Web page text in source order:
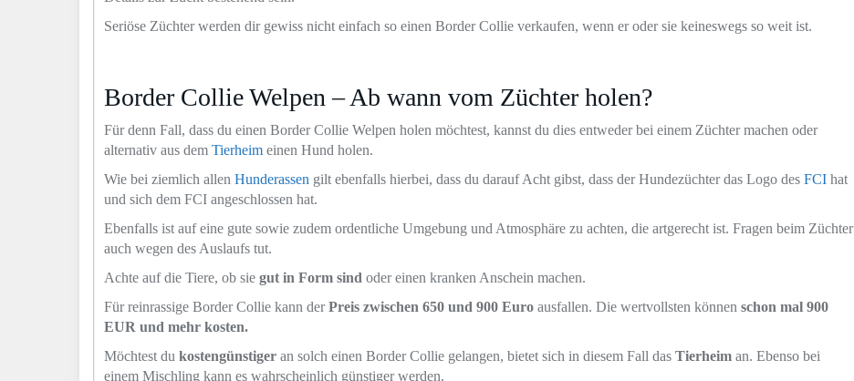
Seriöse Züchter werden dir gewiss nicht einfach so einen Border Collie verkaufen, wenn er oder sie keineswegs so weit ist.
Border Collie Welpen – Ab wann vom Züchter holen?
Für denn Fall, dass du einen Border Collie Welpen holen möchtest, kannst du dies entweder bei einem Züchter machen oder
alternativ aus dem Tierheim einen Hund holen.
Wie bei ziemlich allen Hunderassen gilt ebenfalls hierbei, dass du darauf Acht gibst, dass der Hundezüchter das Logo des FCI hat
und sich dem FCI angeschlossen hat.
Ebenfalls ist auf eine gute sowie zudem ordentliche Umgebung und Atmosphäre zu achten, die artgerecht ist. Fragen beim Züchter
auch wegen des Auslaufs tut.
Achte auf die Tiere, ob sie gut in Form sind oder einen kranken Anschein machen.
Für reinrassige Border Collie kann derPreis zwischen 650 und 900 Euro ausfallen. Die wertvollsten können schon mal 900
EUR und mehr kosten.
Möchtest du kostengünstiger an solch einen Border Collie gelangen, bietet sich in diesem Fall das Tierheim an. Ebenso bei
einem Mischling kann es wahrscheinlich günstiger werden.